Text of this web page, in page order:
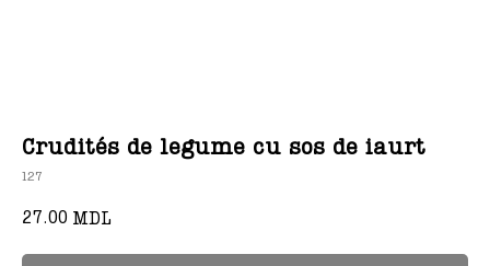
Crudités de legume cu sos de iaurt
127
27.00 MDL